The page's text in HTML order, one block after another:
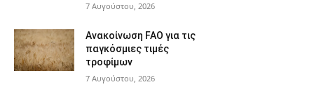
7 Αυγούστου, 2026
Ανακοίνωση FAO για τις
παγκόσμιες τιμές
τροφίμων
7 Αυγούστου, 2026